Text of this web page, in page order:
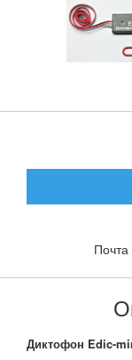
Диктофон Edic-